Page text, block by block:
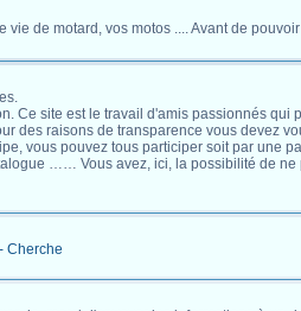
vie de motard, vos motos .... Avant de
Ce site est le travail d'amis passionnés
des raisons de transparence vous devez
vous pouvez tous participer soit par une
…… Vous avez, ici, la possibilité de
Cherche